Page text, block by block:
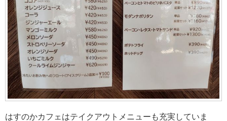
はすのかカフェはテイクアウトメニューも充実していま